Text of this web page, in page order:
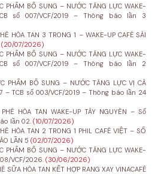
BỔ SUNG – NƯỚC TĂNG LỰC WAKE-
số 007/VCF/2019 – Thông báo lần 3
HÒA TAN 3 TRONG 1 – WAKE-UP CAFÉ SÀI
(20/07/2026)
BỔ SUNG – NƯỚC TĂNG LỰC WAKE-
số 007/VCF/2019 – Thông báo lần 2
PHẨM BỔ SUNG – NƯỚC TĂNG LỰC VỊ CÀ
– TCB số 003/VCF/2019 – Thông báo lần 24
HÒA TAN WAKE-UP TÂY NGUYÊN – Số
lần 02. (10/07/2026)
HÒA TAN 2 TRONG 1 PHIL CAFÉ VIỆT – SỐ
LẦN 5 (02/07/2026)
BỔ SUNG – NƯỚC TĂNG LỰC WAKE-
VCF/2026. (30/06/2026)
HÒA TAN KẾT HỢP RANG XAY VINACAFÉ